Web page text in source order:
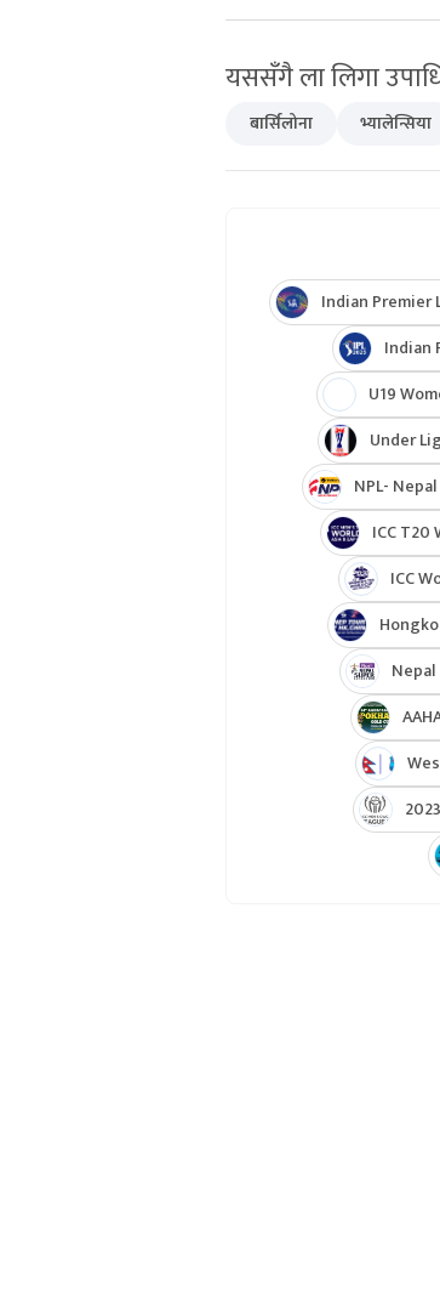
यससँगै ला लिगा
बार्सिलोना भ्यालेन्सिया
Indian Premier
Indian
U19
Under
NPL-
ICC T20
ICC